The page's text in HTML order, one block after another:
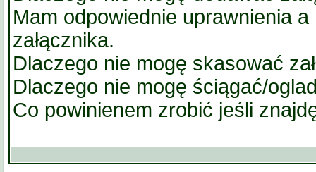
Mam odpowiednie uprawnienia
załącznika.
Dlaczego nie mogę skasować
Dlaczego nie mogę ściągać/
Co powinienem zrobić jeśli